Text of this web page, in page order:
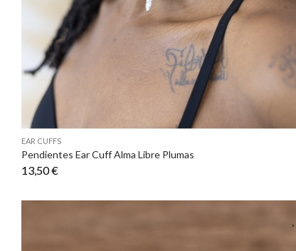
EAR CUFFS
Pendientes Ear Cuff Alma Libre Plumas
13,50 €